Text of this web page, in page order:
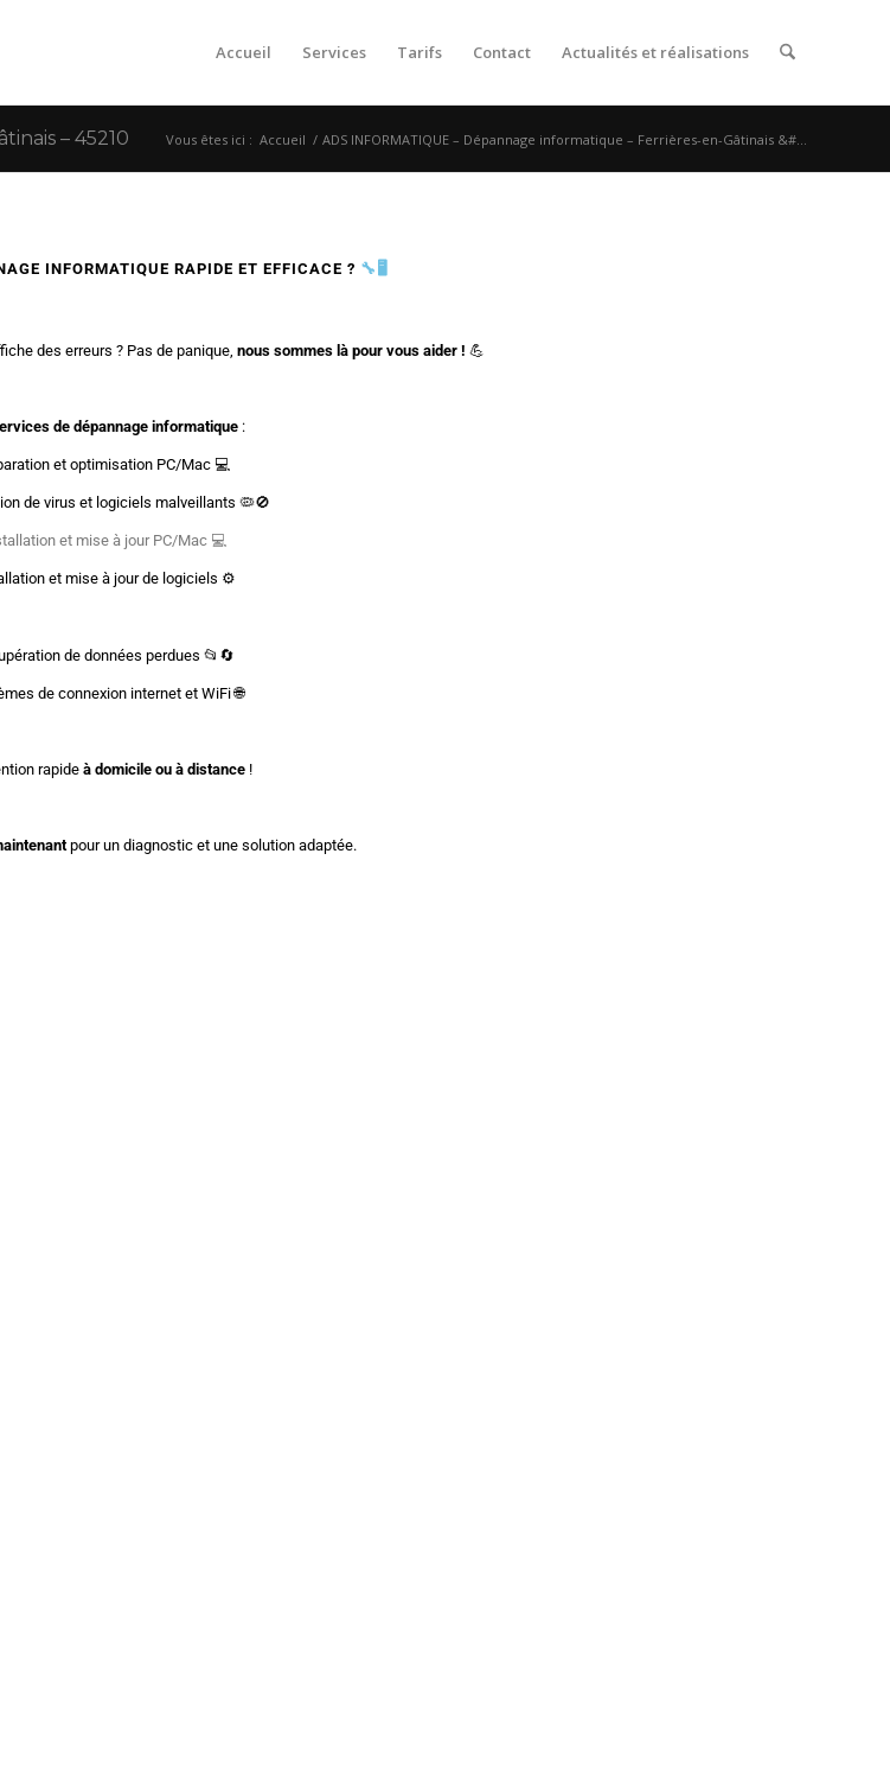
Accueil Services Tarifs Contact Actualités et réalisations
– 45210 Vous êtes ici : Accueil / ADS INFORMATIQUE – Dépannage informatique – Ferrières-en-Gâtinais &#...
INFORMATIQUE RAPIDE ET EFFICACE ? 🔧🖥️
des erreurs ? Pas de panique, nous sommes là pour vous aider ! 💪
de dépannage informatique:
et optimisation PC/Mac 💻
de virus et logiciels malveillants 🦠🚫
et mise à jour PC/Mac 💻
et mise à jour de logiciels ⚙️
de données perdues 📂🔄
de connexion internet et WiFi 🌐
rapide à domicile ou à distance!
pour un diagnostic et une solution adaptée.